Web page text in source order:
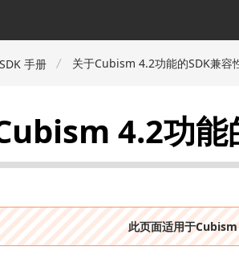
手册 关于Cubism 4.2功能的SDK兼容
4.2功能
此页面适用于